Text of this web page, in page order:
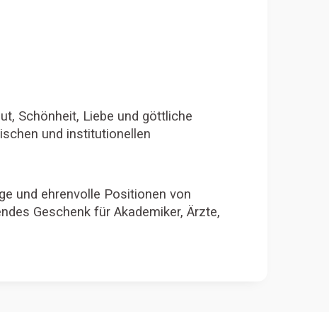
Schönheit, Liebe und göttliche
und institutionellen
und ehrenvolle Positionen von
Geschenk für Akademiker, Ärzte,